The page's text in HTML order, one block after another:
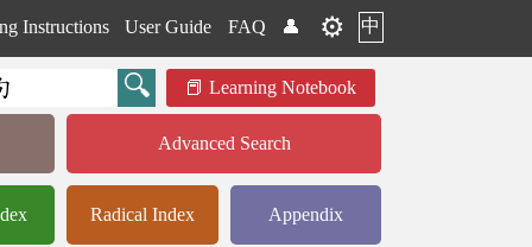
Instructions User Guide FAQ 👤 ⚙️ 中
Learning Notebook
Advanced Search
Radical Index Appendix